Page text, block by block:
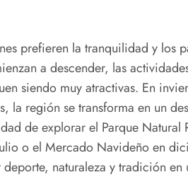
prefieren la tranquilidad y los
a descender, las
siendo muy atractivas. En
la región se transforma en un
de explorar el Parque Natural
o el Mercado Navideño en
naturaleza y tradición en